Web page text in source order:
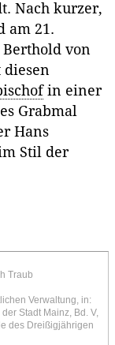
Nach kurzer,
am 21.
Berthold von
diesen
in einer
Grabmal
Hans
Stil der
Traub
Verwaltung, in:
Stadt Mainz, Bd. V,
des Dreißigjährigen